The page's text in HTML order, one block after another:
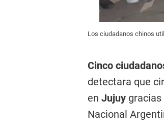
Los ciudadanos chinos
Cinco
detectara que
en Jujuy
Nacional